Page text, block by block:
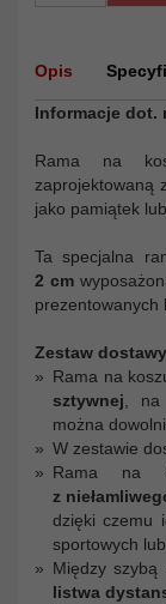
Opis
Informacje dot.
Rama na
zaprojektowaną
jako pamiątek
Ta specjalna
2 cm
prezentowanych
Zestaw
Rama na
sztywnej ,
można
W zestawie
Rama na
z
dzięki czemu
sportowych
Między szybą
listwa